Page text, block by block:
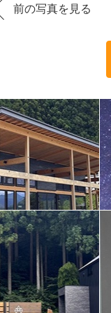
前の写真を見る